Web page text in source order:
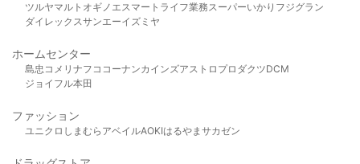
ツルヤマルト オギノ エスマート ライフ業務スーパーいかり フジグラン
ダイレックスサンエーイズミヤ
ホームセンター
島忠 コメリ ナフコ コーナンカインズアストロプロダクツDCM
ジョイフル本田
ファッション
ユニクロ しまむら アベイルAOKIはるやま サカゼン